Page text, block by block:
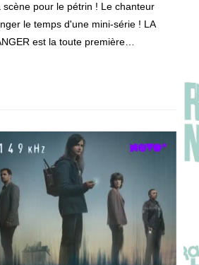
scène pour le pétrin ! Le chanteur
le temps d'une mini-série ! LA
est la toute première…